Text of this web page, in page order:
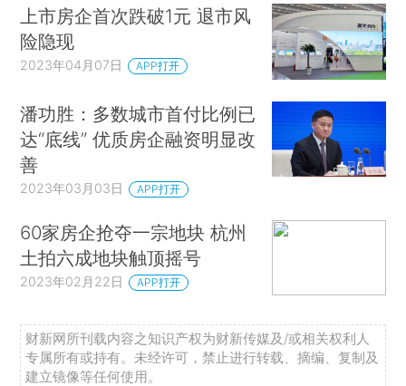
上市房企首次跌破1元 退市风
险隐现
2023年04月07日 APP打开
潘功胜：多数城市首付比例已
达“底线” 优质房企融资明显改
善
2023年03月03日 APP打开
60家房企抢夺一宗地块 杭州
土拍六成地块触顶摇号
2023年02月22日 APP打开
财新网所刊载内容之知识产权为财新传媒及/或相关权利人
专属所有或持有。未经许可，禁止进行转载、摘编、复制及
建立镜像等任何使用。